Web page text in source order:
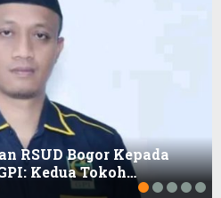
RSUD Bogor Kepada
Kedua Tokoh…